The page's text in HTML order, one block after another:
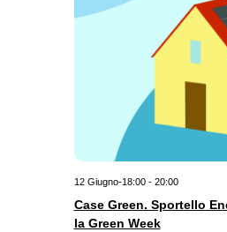
12 Giugno-18:00- 20:00
Case Green. Sportello
la Green Week